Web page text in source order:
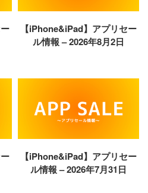
【iPhone&iPad】アプリセー
ル情報 – 2026年8月2日
【iPhone&iPad】アプリセー
ル情報 – 2026年7月31日